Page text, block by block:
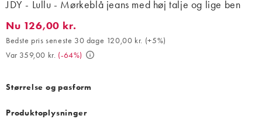
JDY - Lullu - Mørkeblå jeans med høj talje og lige ben
Nu 126,00 kr.. Bedste pris seneste 30 dage 120,00 kr. (+5%).
Nu 126,00 kr.
Bedste pris seneste 30 dage 120,00 kr. (+5%)
Var 359,00 kr. (-64%)
Størrelse og pasform
Produktoplysninger